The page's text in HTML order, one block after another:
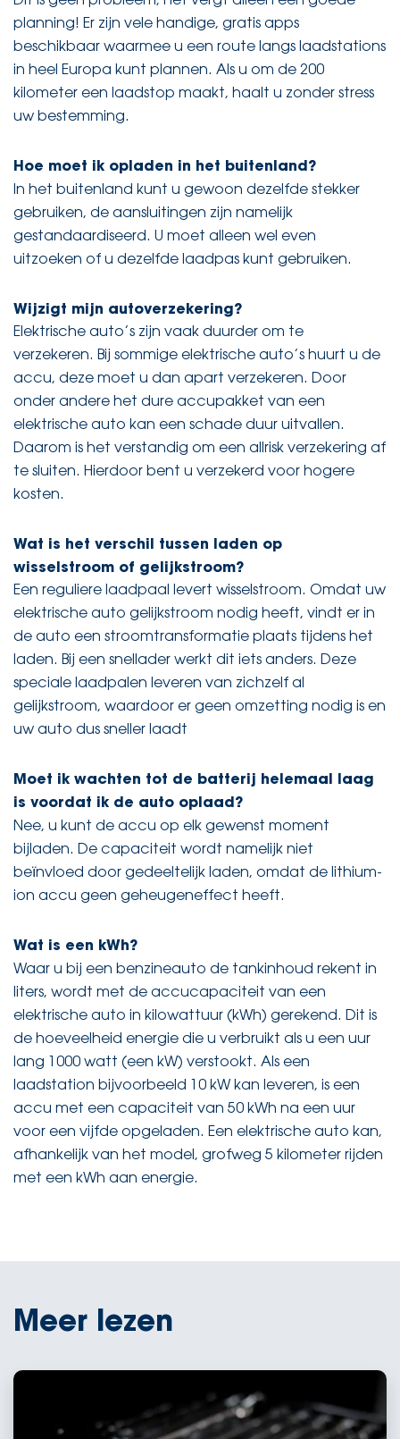
planning! Er zijn vele handige, gratis apps
beschikbaar waarmee u een route langs laadstations
in heel Europa kunt plannen. Als u om de 200
kilometer een laadstop maakt, haalt u zonder stress
uw bestemming.
Hoe moet ik opladen in het buitenland?
In het buitenland kunt u gewoon dezelfde stekker
gebruiken, de aansluitingen zijn namelijk
gestandaardiseerd. U moet alleen wel even
uitzoeken of u dezelfde laadpas kunt gebruiken.
Wijzigt mijn autoverzekering?
Elektrische auto’s zijn vaak duurder om te
verzekeren. Bij sommige elektrische auto’s huurt u de
accu, deze moet u dan apart verzekeren. Door
onder andere het dure accupakket van een
elektrische auto kan een schade duur uitvallen.
Daarom is het verstandig om een allrisk verzekering af
te sluiten. Hierdoor bent u verzekerd voor hogere
kosten.
Wat is het verschil tussen laden op
wisselstroom of gelijkstroom?
Een reguliere laadpaal levert wisselstroom. Omdat uw
elektrische auto gelijkstroom nodig heeft, vindt er in
de auto een stroomtransformatie plaats tijdens het
laden. Bij een snellader werkt dit iets anders. Deze
speciale laadpalen leveren van zichzelf al
gelijkstroom, waardoor er geen omzetting nodig is en
uw auto dus sneller laadt
Moet ik wachten tot de batterij helemaal laag
is voordat ik de auto oplaad?
Nee, u kunt de accu op elk gewenst moment
bijladen. De capaciteit wordt namelijk niet
beïnvloed door gedeeltelijk laden, omdat de lithium-
ion accu geen geheugeneffect heeft.
Wat is een kWh?
Waar u bij een benzineauto de tankinhoud rekent in
liters, wordt met de accucapaciteit van een
elektrische auto in kilowattuur (kWh) gerekend. Dit is
de hoeveelheid energie die u verbruikt als u een uur
lang 1000 watt (een kW) verstookt. Als een
laadstation bijvoorbeeld 10 kW kan leveren, is een
accu met een capaciteit van 50 kWh na een uur
voor een vijfde opgeladen. Een elektrische auto kan,
afhankelijk van het model, grofweg 5 kilometer rijden
met een kWh aan energie.
Meer lezen